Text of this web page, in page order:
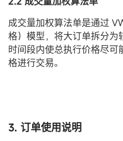
成交量加权算法单是通过
格）模型，将大订单拆分为
时间段内使总执行价格尽
格进行交易。
3. 订单使用说明